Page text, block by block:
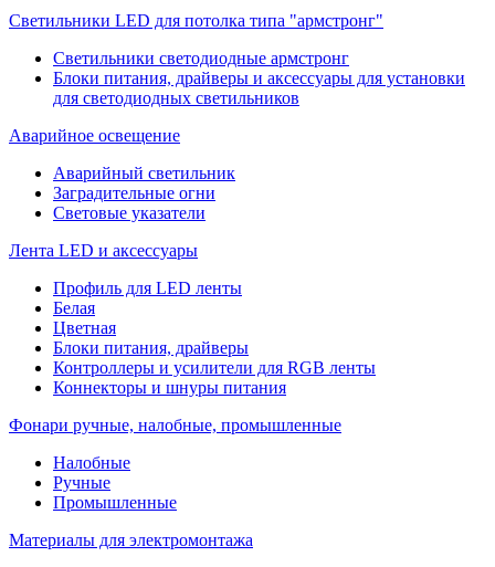
Светильники LED для потолка типа "армстронг"
Светильники светодиодные армстронг
Блоки питания, драйверы и аксессуары для установки
для светодиодных светильников
Аварийное освещение
Аварийный светильник
Заградительные огни
Световые указатели
Лента LED и аксессуары
Профиль для LED ленты
Белая
Цветная
Блоки питания, драйверы
Контроллеры и усилители для RGB ленты
Коннекторы и шнуры питания
Фонари ручные, налобные, промышленные
Налобные
Ручные
Промышленные
Материалы для электромонтажа